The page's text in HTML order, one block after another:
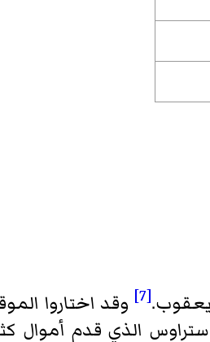
.
[7]
وقد اختاروا
ستراوس الذي قدم